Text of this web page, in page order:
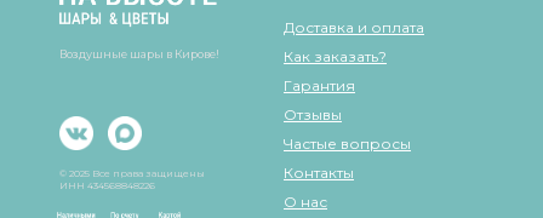
Доставка и оплата
© 2025 Все права защищены
Как заказать?
Гарантия
Отзывы
Частые вопросы
Контакты
О нас
ИНН 434568848226
Воздушные шары в Кирове!